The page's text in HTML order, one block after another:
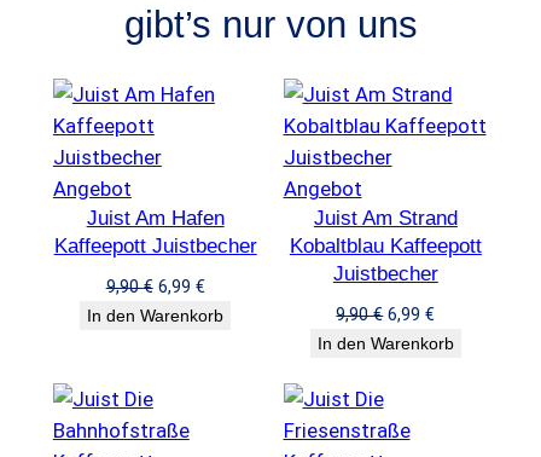
r
:
9
,
9
6
9
€
gibt’s nur von uns
AngebotProdukt
im
Angebot
Juist Am Hafen
Kaffeepott Juistbecher
9,90€ Ursprünglicher
Preis
6,99 €Aktueller
Preis
In den Warenkorb
AngebotProdukt
im
Angebot
Juist Am Strand
Kobaltblau Kaffeepott
Juistbecher
9,90€ Ursprünglicher
Preis
6,99€Aktueller
Preis
In den Warenkorb